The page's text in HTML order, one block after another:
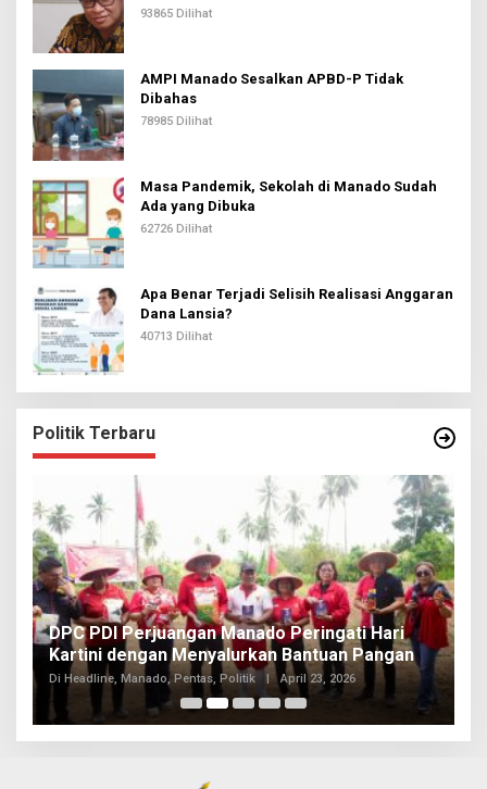
93865 Dilihat
AMPI Manado Sesalkan APBD-P Tidak
Dibahas
78985 Dilihat
Masa Pandemik, Sekolah di Manado Sudah
Ada yang Dibuka
62726 Dilihat
Apa Benar Terjadi Selisih Realisasi Anggaran
Dana Lansia?
40713 Dilihat
Politik Terbaru
DPC PDI Perjuangan Manado Peringati Hari
Kartini dengan Menyalurkan Bantuan Pangan
Di Headline, Manado, Pentas, Politik April 23, 2026